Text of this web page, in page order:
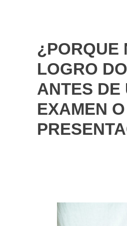
¿PORQUE
LOGRO
ANTES DE
EXAMEN O